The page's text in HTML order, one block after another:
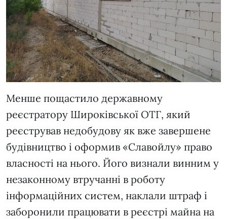
Менше пощастило державному
реєстратору Широківської ОТГ, який
реєстрував недобудову як вже завершене
будівництво і оформив «Славойлу» право
власності на нього. Його визнали винним у
незаконному втручанні в роботу
інформаційних систем, наклали штраф і
заборонили працювати в реєстрі майна на